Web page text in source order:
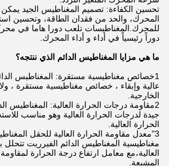
تحسين الكفاءة: تصميم المغناطيس الجيد
المحرك، والحد من فقدان الطاقة، وتحسين
للمحرك.المغناطيسات تلعب دورا هاما في
دوراً رئيسياً في أداء و أداء المحرك.
ما هي مزايا المغناطيس الدائم الذي ننتجه؟
1خصائص مغناطيسية مستقرة: المغناطيس
عالية وإبقاء ، خصائص مغناطيسية مستقرة ، ولا
الخارجية.
2مقاومة درجات الحرارة العالية: المغناطيس
جيدة لدرجات الحرارة العالية وهو مناسب
الحرارة العالية.
3"معدل مقاومة الحرارة العالية للحقل
مغناطيسية المغناطيس الدائم الفيرريت
العالية،مع معامل ارتفاع درجة الحرارة
المشبعة.